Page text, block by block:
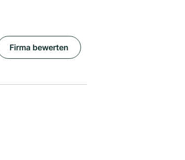
Firma bewerten